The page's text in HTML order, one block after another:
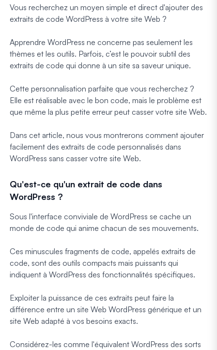
Vous recherchez un moyen simple et direct d'ajouter des
extraits de code WordPress à votre site Web ?
Apprendre WordPress ne concerne pas seulement les
thèmes et les outils. Parfois, c’est le pouvoir subtil des
extraits de code qui donne à un site sa saveur unique.
Cette personnalisation parfaite que vous recherchez ?
Elle est réalisable avec le bon code, mais le problème est
que même la plus petite erreur peut casser votre site Web.
Dans cet article, nous vous montrerons comment ajouter
facilement des extraits de code personnalisés dans
WordPress sans casser votre site Web.
Qu'est-ce qu'un extrait de code dans
WordPress ?
Sous l'interface conviviale de WordPress se cache un
monde de code qui anime chacun de ses mouvements.
Ces minuscules fragments de code, appelés extraits de
code, sont des outils compacts mais puissants qui
indiquent à WordPress des fonctionnalités spécifiques.
Exploiter la puissance de ces extraits peut faire la
différence entre un site Web WordPress générique et un
site Web adapté à vos besoins exacts.
Considérez-les comme l'équivalent WordPress des sorts